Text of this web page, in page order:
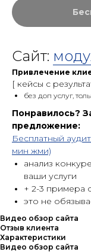
Сайт:
Привлечение
[ кейсы c
без доп услуг,
Понравилось?
предложение:
Бесплатный
мин жми)
анализ
ваши услуги
+ 2-3 примера
это не
Видео обзор сайта
Отзыв клиента
Характеристики
Видео обзор сайта